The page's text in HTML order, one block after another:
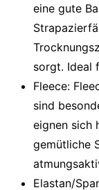
eine gute
sorgt. Ideal
Fleece:
sind
eignen sich
gemütliche
Elastan/